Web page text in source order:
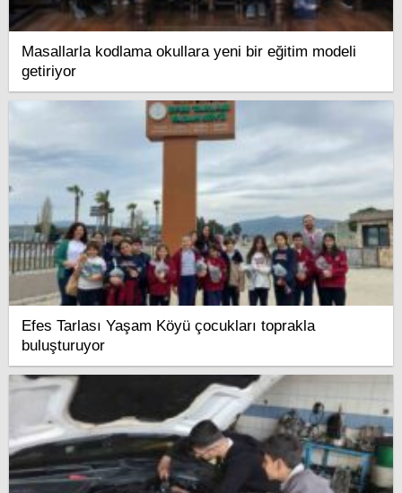
Masallarla kodlama okullara yeni bir eğitim modeli
getiriyor
Efes Tarlası Yaşam Köyü çocukları toprakla
buluşturuyor